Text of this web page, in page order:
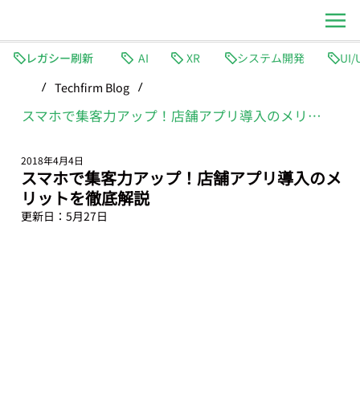
レガシー刷新 AI XR
システム開発
/ Techfirm Blog /
スマホで集客力アップ！店舗アプリ導入のメリットを徹底解説
スマホで集客力アップ！店舗アプリ導入のメ
リットを徹底解説
2018年4月4日
更新日： 5月27日